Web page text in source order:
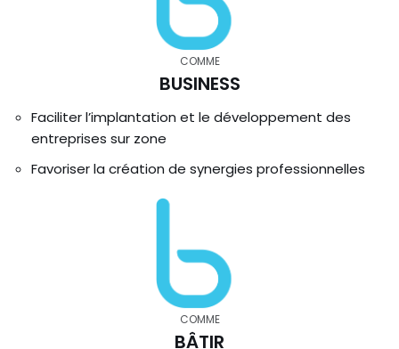
COMME
BUSINESS
Faciliter l’implantation et le développement des
entreprises sur zone
Favoriser la création de synergies professionnelles
COMME
BÂTIR